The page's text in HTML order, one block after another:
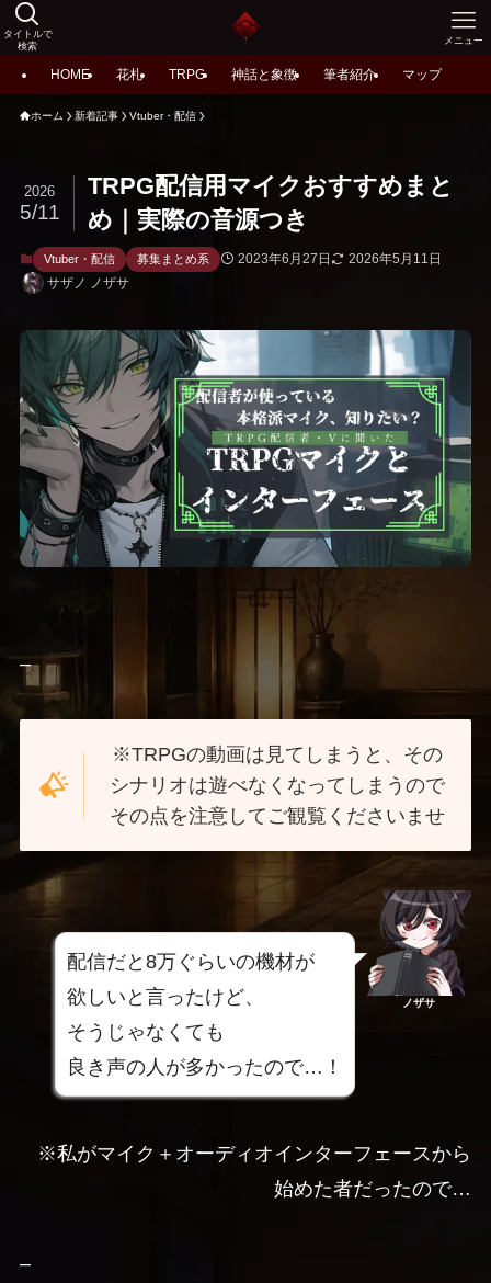
タイトルで
検索
メニュー
HOME 花札 TRPG 神話と象徴 筆者紹介 マップ
ホーム 新着記事 Vtuber・配信
TRPG配信用マイクおすすめまと
め｜実際の音源つき
2026
5/11
Vtuber・配信 募集まとめ系 2023年6月27日
2026年5月11日
サザノ ノザサ
–
※TRPGの動画は見てしまうと、その
シナリオは遊べなくなってしまうので
その点を注意してご観覧くださいませ
配信だと8万ぐらいの機材が
欲しいと言ったけど、
そうじゃなくても
良き声の人が多かったので…！
ノザサ
※私がマイク＋オーディオインターフェースから
始めた者だったので…
–